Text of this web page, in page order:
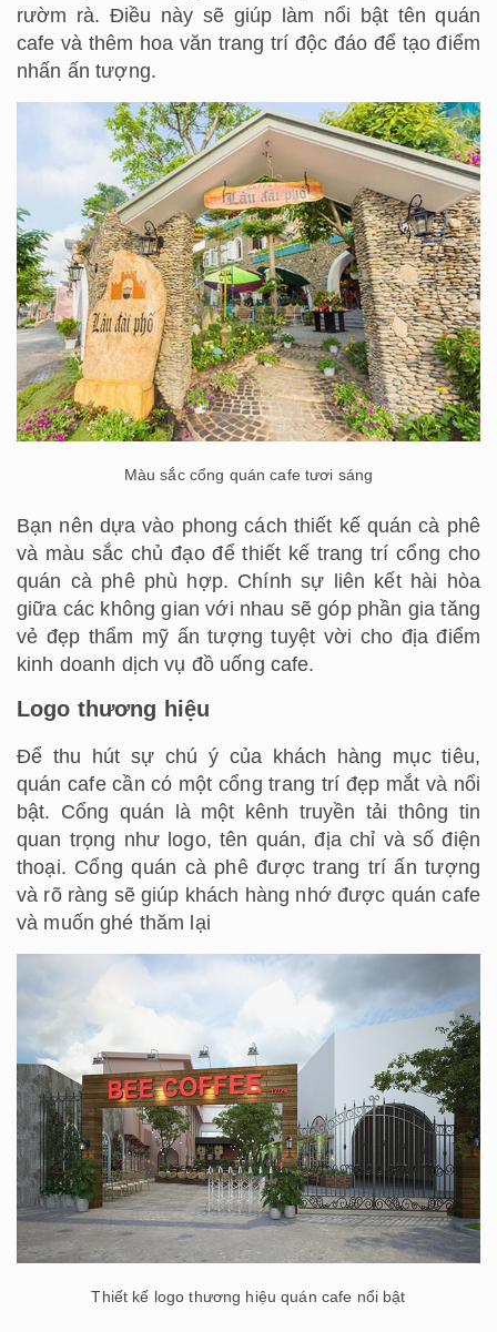
rườm rà. Điều này sẽ giúp làm nổi bật tên quán
cafe và thêm hoa văn trang trí độc đáo để tạo điểm
nhấn ấn tượng.
Màu sắc cổng quán cafe tươi sáng
Bạn nên dựa vào phong cách thiết kế quán cà phê
và màu sắc chủ đạo để thiết kế trang trí cổng cho
quán cà phê phù hợp. Chính sự liên kết hài hòa
giữa các không gian với nhau sẽ góp phần gia tăng
vẻ đẹp thẩm mỹ ấn tượng tuyệt vời cho địa điểm
kinh doanh dịch vụ đồ uống cafe.
Logo thương hiệu
Để thu hút sự chú ý của khách hàng mục tiêu,
quán cafe cần có một cổng trang trí đẹp mắt và nổi
bật. Cổng quán là một kênh truyền tải thông tin
quan trọng như logo, tên quán, địa chỉ và số điện
thoại. Cổng quán cà phê được trang trí ấn tượng
và rõ ràng sẽ giúp khách hàng nhớ được quán cafe
và muốn ghé thăm lại
Thiết kế logo thương hiệu quán cafe nổi bật